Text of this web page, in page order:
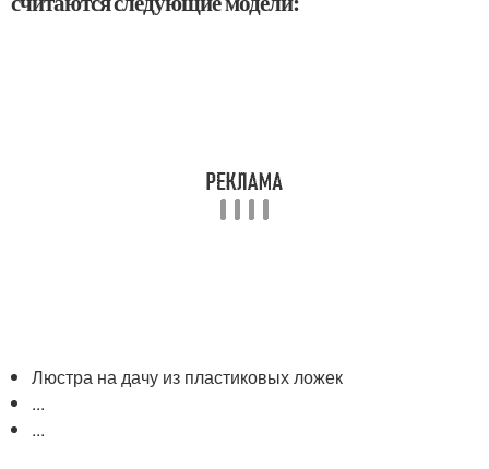
Люстра на дачу из пластиковых ложек
...
...